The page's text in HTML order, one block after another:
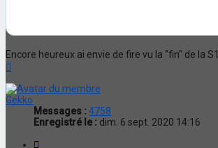
Encore heureux ai envie de fire vu la "fin" de la S1
Gekko
Messages : 4758
Enregistré le : dim. 6 sept. 2020 14:16